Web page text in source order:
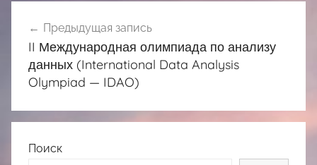
по
записям
Предыдущая запись
II Международная олимпиада по анализу
данных (International Data Analysis
Olympiad — IDAO)
Поиск